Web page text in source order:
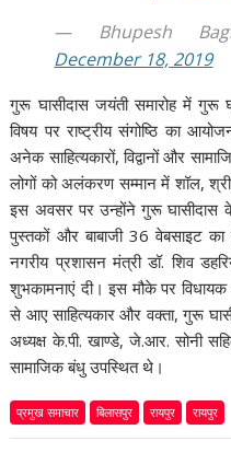
— Bhupesh
December 18, 2019
गुरू घासीदास जयंती समारोह में गुरू
विषय पर राष्ट्रीय संगोष्ठि का
अनेक साहित्यकारों, विद्वानों और
लोगों को अलंकरण सम्मान में शॉल,
इस अवसर पर उन्होंने गुरू घासीदास
पुस्तकों और बाबाजी 36 वेबसाइट का
नगरीय प्रशासन मंत्री डॉ. शिव
शुभकामनाएं दी। इस मौके पर विधायक
से आए साहित्यकार और वक्ता, गुरू
अध्यक्ष के.पी. खाण्डे, जे.आर. सोनी
सामाजिक बंधु उपस्थित थे।
प्रमुख समाचार बिलासपुर रायपुर रायपुर